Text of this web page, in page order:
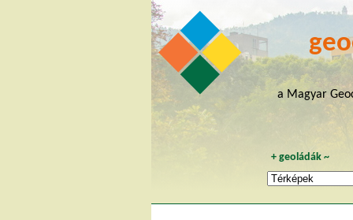
a Magyar
+geoládák ~